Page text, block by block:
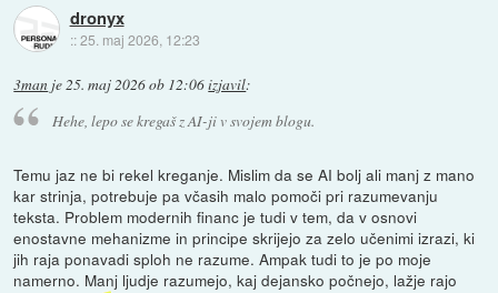
dronyx
::25. maj 2026, 12:23
3man je25. maj 2026 ob 12:06izjavil:
Hehe, lepo se kregaš z AI-ji v svojem blogu.
Temu jaz ne bi rekel kreganje. Mislim da se AI bolj ali manj z mano
kar strinja, potrebuje pa včasih malo pomoči pri razumevanju
teksta. Problem modernih financ je tudi v tem, da v osnovi
enostavne mehanizme in principe skrijejo za zelo učenimi izrazi, ki
jih raja ponavadi sploh ne razume. Ampak tudi to je po moje
namerno. Manj ljudje razumejo, kaj dejansko počnejo, lažje rajo